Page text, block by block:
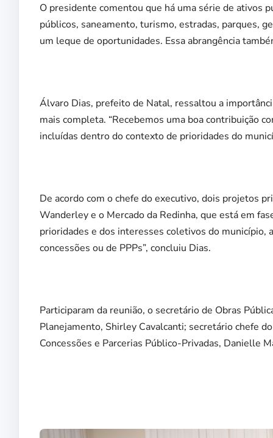
O presidente comentou que há uma série de ativos
públicos, saneamento, turismo, estradas, parques,
um leque de oportunidades. Essa abrangência
Álvaro Dias, prefeito de Natal, ressaltou a
mais completa. “Recebemos uma boa contribuição
incluídas dentro do contexto de prioridades do
De acordo com o chefe do executivo, dois projetos
Wanderley e o Mercado da Redinha, que está em
prioridades e dos interesses coletivos do
concessões ou de PPPs”, concluiu Dias.
Participaram da reunião, o secretário de Obras
Planejamento, Shirley Cavalcanti; secretário chefe
Concessões e Parcerias Público-Privadas, Danielle